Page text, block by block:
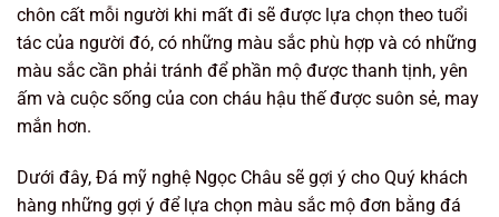
chôn cất mỗi người khi mất đi sẽ được lựa chọn theo tuổi
tác của người đó, có những màu sắc phù hợp và có những
màu sắc cần phải tránh để phần mộ được thanh tịnh, yên
ấm và cuộc sống của con cháu hậu thế được suôn sẻ, may
mắn hơn.
Dưới đây, Đá mỹ nghệ Ngọc Châu sẽ gợi ý cho Quý khách
hàng những gợi ý để lựa chọn màu sắc mộ đơn bằng đá